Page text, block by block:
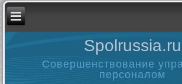
Spolrussia.ru
Совершенствование
персоналом